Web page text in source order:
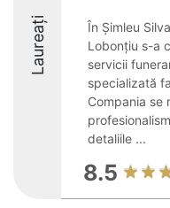
Laureați
În Șimleu
Lobonțiu s-a
servicii
specializată
Compania se
detaliile ...
8.5